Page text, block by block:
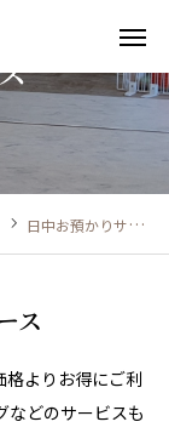
日中お預かりサブスクコース
ス
よりお得にご利
などのサービスも
トライアル
電話予約